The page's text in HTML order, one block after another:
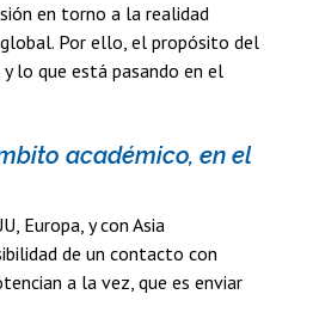
en torno a la realidad
Por ello, el propósito del
lo que está pasando en el
académico, en el
Europa, y con Asia
de un contacto con
a la vez, que es enviar